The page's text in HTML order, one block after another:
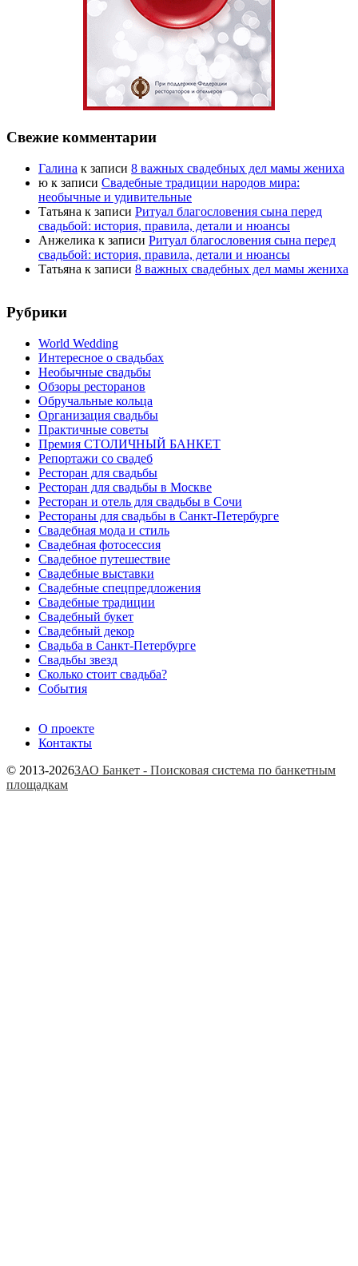
Свежие комментарии
Галина к записи 8 важных свадебных дел мамы жениха
ю к записи Свадебные традиции народов мира:
необычные и удивительные
Татьяна к записи Ритуал благословения сына перед
свадьбой: история, правила, детали и нюансы
Анжелика к записи Ритуал благословения сына перед
свадьбой: история, правила, детали и нюансы
Татьяна к записи 8 важных свадебных дел мамы жениха
Рубрики
World Wedding
Интересное о свадьбах
Необычные свадьбы
Обзоры ресторанов
Обручальные кольца
Организация свадьбы
Практичные советы
Премия СТОЛИЧНЫЙ БАНКЕТ
Репортажи со свадеб
Ресторан для свадьбы
Ресторан для свадьбы в Москве
Ресторан и отель для свадьбы в Сочи
Рестораны для свадьбы в Санкт-Петербурге
Свадебная мода и стиль
Свадебная фотосессия
Свадебное путешествие
Свадебные выставки
Свадебные спецпредложения
Свадебные традиции
Свадебный букет
Свадебный декор
Свадьба в Санкт-Петербурге
Свадьбы звезд
Сколько стоит свадьба?
События
О проекте
Контакты
© 2013-2026ЗАО Банкет - Поисковая система по банкетным
площадкам